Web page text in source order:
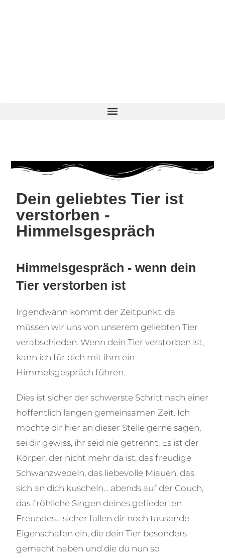
Dein geliebtes Tier ist
verstorben -
Himmelsgespräch
Himmelsgespräch - wenn dein
Tier verstorben ist
Irgendwann kommt der Zeitpunkt, da
müssen wir uns von unserem geliebten Tier
verabschieden. Wenn dein Tier verstorben ist,
kann ich für dich mit ihm ein
Himmelsgespräch führen.
Dies ist sicher der schwerste Schritt nach einer
hoffentlich langen gemeinsamen Zeit. Ich
möchte dir hier an dieser Stelle gerne sagen,
sei dir gewiss, ihr seid nie getrennt. Es ist der
Körper, der nicht mehr da ist, das freudige
Schwanzwedeln, das liebevolle Miauen, das
sich an dich kuscheln… abends auf der Couch,
das fröhliche Singen deines gefiederten
Freundes… sicher fallen dir noch tausende
Eigenschafen ein, die dein Tier besonders
gemacht haben und die du nun so